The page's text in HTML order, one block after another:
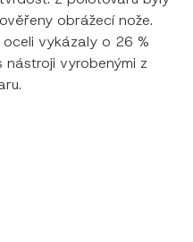
obrážecí nože.
vykázaly o 26 %
vyrobenými z